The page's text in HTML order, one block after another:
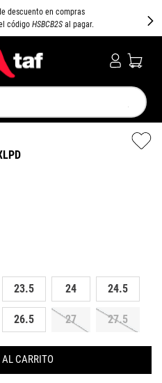
descuento en compras
código HSBCB2Sal pagar.
23.5 24 24.5
26.5 27 27.5
AL CARRITO
FORCE 1